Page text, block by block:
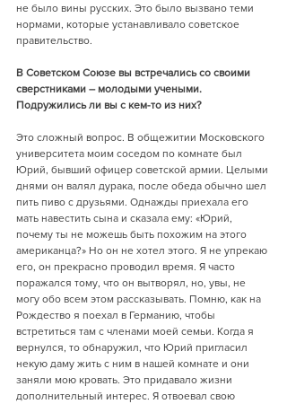
не было вины русских. Это было вызвано теми
нормами, которые устанавливало советское
правительство.
В Советском Союзе вы встречались со своими
сверстниками – молодыми учеными.
Подружились ли вы с кем-то из них?
Это сложный вопрос. В общежитии Московского
университета моим соседом по комнате был
Юрий, бывший офицер советской армии. Целыми
днями он валял дурака, после обеда обычно шел
пить пиво с друзьями. Однажды приехала его
мать навестить сына и сказала ему: «Юрий,
почему ты не можешь быть похожим на этого
американца?» Но он не хотел этого. Я не упрекаю
его, он прекрасно проводил время. Я часто
поражался тому, что он вытворял, но, увы, не
могу обо всем этом рассказывать. Помню, как на
Рождество я поехал в Германию, чтобы
встретиться там с членами моей семьи. Когда я
вернулся, то обнаружил, что Юрий пригласил
некую даму жить с ним в нашей комнате и они
заняли мою кровать. Это придавало жизни
дополнительный интерес. Я отвоевал свою